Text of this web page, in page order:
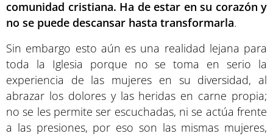
comunidad cristiana. Ha de estar en su corazón y
no se puede descansar hasta transformarla.
Sin embargo esto aún es una realidad lejana para
toda la Iglesia porque no se toma en serio la
experiencia de las mujeres en su diversidad, al
abrazar los dolores y las heridas en carne propia;
no se les permite ser escuchadas, ni se actúa frente
a las presiones, por eso son las mismas mujeres,